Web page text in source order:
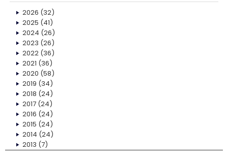
2026 (32)
2025 (41)
2024 (26)
2023 (26)
2022(36)
2021 (36)
2020 (58)
2019 (34)
2018 (24)
2017(24)
2016 (24)
2015 (24)
2014 (24)
2013 (7)